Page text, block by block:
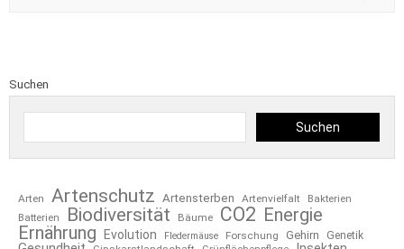
Suchen
Suchen
Arten Artenschutz Artensterben Artenvielfalt
Bakterien
Batterien
Biodiversität Bäume CO2 Energie
Ernährung
Evolution Fledermäuse Forschung Gehirn Genetik